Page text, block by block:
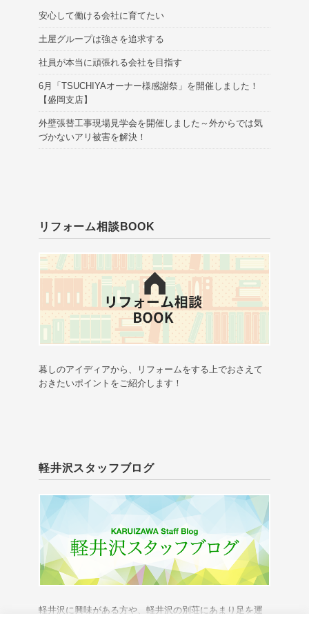
安心して働ける会社に育てたい
土屋グループは強さを追求する
社員が本当に頑張れる会社を目指す
6月「TSUCHIYAオーナー様感謝祭」を開催しました！
【盛岡支店】
外壁張替工事現場見学会を開催しました～外からでは気
づかないアリ被害を解決！
リフォーム相談BOOK
暮しのアイディアから、リフォームをする上でおさえて
おきたいポイントをご紹介します！
軽井沢スタッフブログ
軽井沢に興味がある方や、軽井沢の別荘にあまり足を運